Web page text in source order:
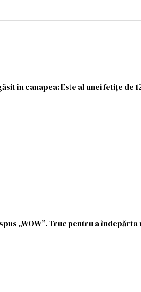
în canapea: Este al unei fetițe de
„WOW”. Truc pentru a